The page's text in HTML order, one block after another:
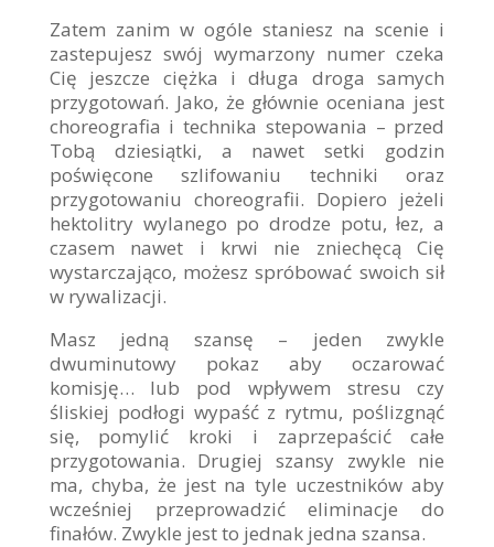
Zatem zanim w ogóle staniesz na scenie i
zastepujesz swój wymarzony numer czeka
Cię jeszcze ciężka i długa droga samych
przygotowań. Jako, że głównie oceniana jest
choreografia i technika stepowania – przed
Tobą dziesiątki, a nawet setki godzin
poświęcone szlifowaniu techniki oraz
przygotowaniu choreografii. Dopiero jeżeli
hektolitry wylanego po drodze potu, łez, a
czasem nawet i krwi nie zniechęcą Cię
wystarczająco, możesz spróbować swoich sił
w rywalizacji.
Masz jedną szansę – jeden zwykle
dwuminutowy pokaz aby oczarować
komisję… lub pod wpływem stresu czy
śliskiej podłogi wypaść z rytmu, poślizgnąć
się, pomylić kroki i zaprzepaścić całe
przygotowania. Drugiej szansy zwykle nie
ma, chyba, że jest na tyle uczestników aby
wcześniej przeprowadzić eliminacje do
finałów. Zwykle jest to jednak jedna szansa.